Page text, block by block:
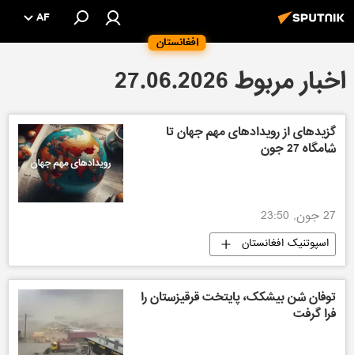
افغانستان
AF
اخبار مربوط 27.06.2026
گزیدهای از رویدادهای مهم جهان تا
شامگاه 27 جون
27 جون, 23:50
اسپوتنیک افغانستان
توفان شن بیشکک، پایتخت قرقیزستان را
فرا گرفت